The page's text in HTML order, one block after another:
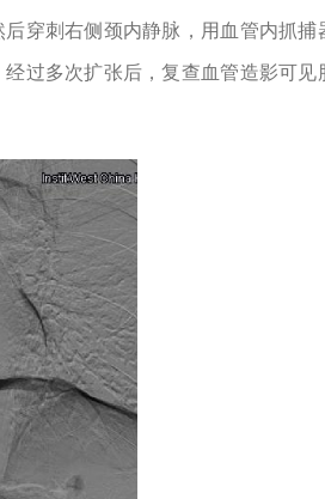
穿刺右侧颈内静脉，用血管内抓捕
过多次扩张后，复查血管造影可见